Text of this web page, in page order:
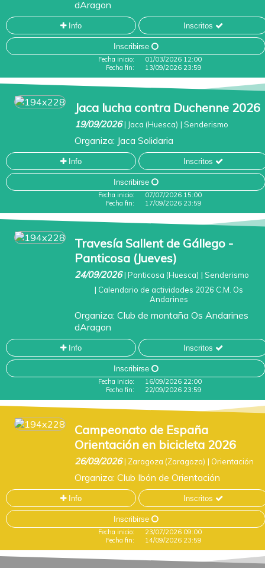
dAragon
Info Inscritos
Inscribirse
Fecha inicio:
01/03/2026 12:00
Fecha fin:
13/09/2026 23:59
Jaca lucha contra Duchenne 2026
19/09/2026 | Jaca (Huesca) | Senderismo
Organiza: Jaca Solidaria
Info Inscritos
Inscribirse
Fecha inicio:
07/07/2026 15:00
Fecha fin:
17/09/2026 23:59
Travesía Sallent de Gállego -
Panticosa (Jueves)
24/09/2026 | Panticosa (Huesca) | Senderismo
| Calendario de actividades 2026 C.M. Os
Andarines
Organiza: Club de montaña Os Andarines
dAragon
Info Inscritos
Inscribirse
Fecha inicio:
16/09/2026 22:00
Fecha fin:
22/09/2026 23:59
Campeonato de España
Orientación en bicicleta 2026
26/09/2026 | Zaragoza (Zaragoza) | Orientación
Organiza: Club Ibón de Orientación
Info Inscritos
Inscribirse
Fecha inicio:
23/07/2026 09:00
Fecha fin:
14/09/2026 23:59